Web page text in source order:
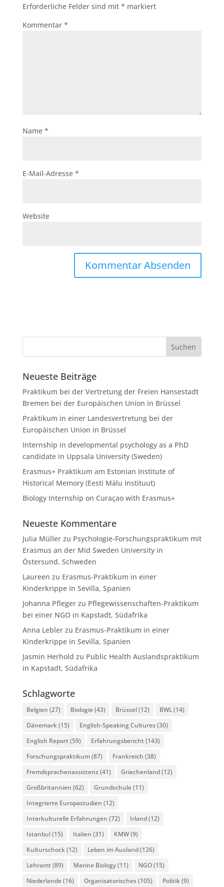
Erforderliche Felder sind mit * markiert
Kommentar *
Name *
E-Mail-Adresse *
Website
Neueste Beiträge
Praktikum bei der Vertretung der Freien Hansestadt
Bremen bei der Europäischen Union in Brüssel
Praktikum in einer Landesvertretung bei der
Europäischen Union in Brüssel
Internship in developmental psychology as a PhD
candidate in Uppsala University (Sweden)
Erasmus+ Praktikum am Estonian Institute of
Historical Memory (Eesti Mälu Instituut)
Biology Internship on Curaçao with Erasmus+
Neueste Kommentare
Julia Müllerzu Psychologie-Forschungspraktikum mit
Erasmus an der Mid Sweden University in
Östersund, Schweden
Laureen zu Erasmus-Praktikum in einer
Kinderkrippe in Sevilla, Spanien
Johanna Pflegerzu Pflegewissenschaften-Praktikum
bei einer NGO in Kapstadt, Südafrika
Anna Leblerzu Erasmus-Praktikum in einer
Kinderkrippe in Sevilla, Spanien
Jasmin Herhold zu Public Health Auslandspraktikum
in Kapstadt, Südafrika
Schlagworte
Belgien (27) Biologie(43) Brüssel(12) BWL(14)
Dänemark (15) English-Speaking Cultures(30)
English Report (59) Erfahrungsbericht (143)
Forschungspraktikum(87) Frankreich (38)
Fremdsprachenassistenz(41) Griechenland(12)
Großbritannien (62) Grundschule(11)
Integrierte Europastudien (12)
Interkulturelle Erfahrungen (72) Irland(12)
Istanbul(15) Italien (31) KMW(9)
Kulturschock (12) Leben im Ausland(126)
Lehramt (89) Marine Biology(11) NGO(15)
Niederlande(16) Organisatorisches(105) Politik (9)